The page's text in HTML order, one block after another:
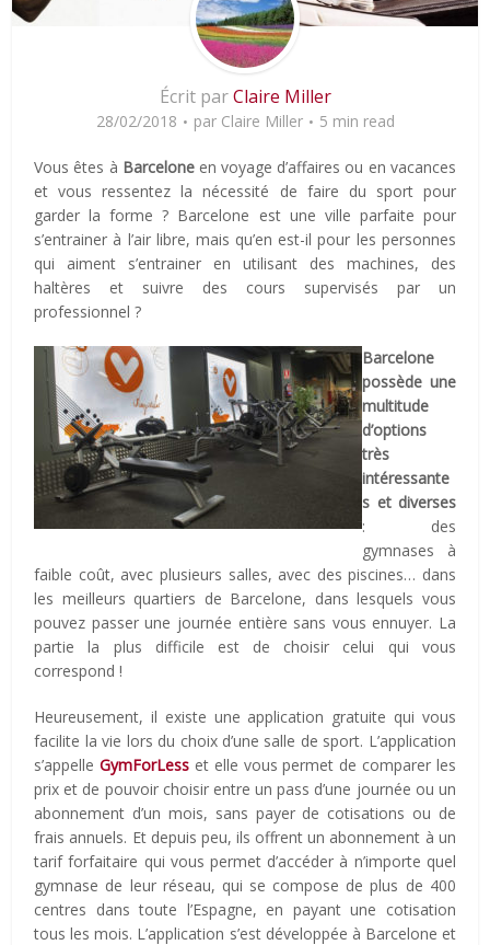
Écrit parClaire Miller
28/02/2018 par Claire Miller 5 min read
Vous êtes à Barceloneen voyage d’affaires ou en vacances
et vous ressentez la nécessité de faire du sport pour
garder la forme ? Barcelone est une ville parfaite pour
s’entrainer à l’air libre, mais qu’en est-il pour les personnes
qui aiment s’entrainer en utilisant des machines, des
haltères et suivre des cours supervisés par un
professionnel ?
Barcelone
possède une
multitude
d’options
très
intéressante
s et diverses
: des
gymnases à
faible coût, avec plusieurs salles, avec des piscines… dans
les meilleurs quartiers de Barcelone, dans lesquels vous
pouvez passer une journée entière sans vous ennuyer. La
partie la plus difficile est de choisir celui qui vous
correspond !
Heureusement, il existe une application gratuite qui vous
facilite la vie lors du choix d’une salle de sport. L’application
s’appelleGymForLess et elle vous permet de comparer les
prix et de pouvoir choisir entre un pass d’une journée ou un
abonnement d’un mois, sans payer de cotisations ou de
frais annuels. Et depuis peu, ils offrent un abonnement à un
tarif forfaitaire qui vous permet d’accéder à n’importe quel
gymnase de leur réseau, qui se compose de plus de 400
centres dans toute l’Espagne, en payant une cotisation
tous les mois. L’application s’est développée à Barcelone et